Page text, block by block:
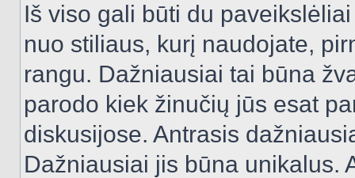
Iš viso gali būti du
nuo stiliaus, kurį naudojate,
rangu. Dažniausiai tai būna
parodo kiek žinučių jūs esat
diskusijose. Antrasis
Dažniausiai jis būna unikalus.